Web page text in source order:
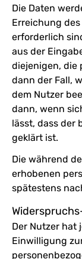
Die Daten
Erreichung
erforderlich
aus der
diejenigen, die
dann der Fall,
dem Nutzer
dann, wenn
lässt, dass der
geklärt ist.
Die während
erhobenen
spätestens
Der Nutzer hat
Einwilligung